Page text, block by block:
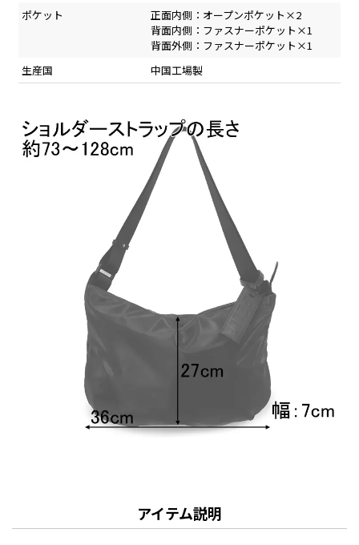
ポケット
正面内側：オープンポケット×2
背面内側：ファスナーポケット×1
背面外側：ファスナーポケット×1
生産国
中国工場製
アイテム説明